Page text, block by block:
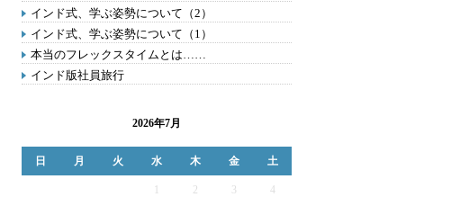
インド式、学ぶ姿勢について（2）
インド式、学ぶ姿勢について（1）
本当のフレックスタイムとは……
インド版社員旅行
2026年7月
日 月 火 水 木 金 土
2 3 4